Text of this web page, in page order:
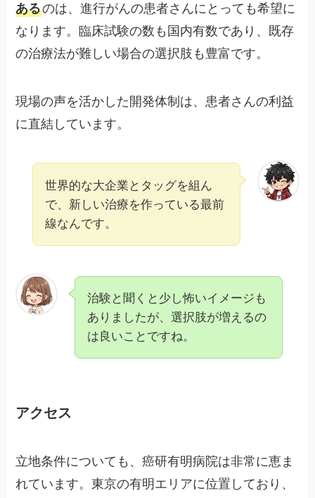
あるのは、進行がんの患者さんにとっても希望に
なります。臨床試験の数も国内有数であり、既存
の治療法が難しい場合の選択肢も豊富です。
現場の声を活かした開発体制は、患者さんの利益
に直結しています。
世界的な大企業とタッグを組ん
で、新しい治療を作っている最前
線なんです。
治験と聞くと少し怖いイメージも
ありましたが、選択肢が増えるの
は良いことですね。
アクセス
立地条件についても、癌研有明病院は非常に恵ま
れています。東京の有明エリアに位置しており、